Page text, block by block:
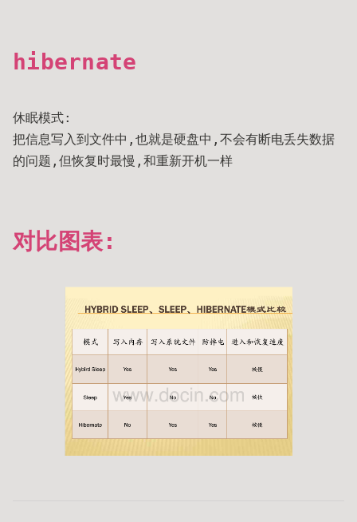
hibernate
休眠模式:
把信息写入到文件中,也就是硬盘中,不会有断电丢失数据
的问题,但恢复时最慢,和重新开机一样
对比图表: